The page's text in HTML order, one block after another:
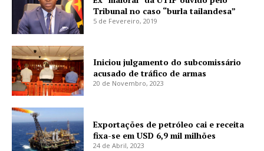
Tribunal no caso “burla tailandesa”
5 de Fevereiro, 2019
Iniciou julgamento do subcomissário
acusado de tráfico de armas
20 de Novembro, 2023
Exportações de petróleo cai e receita
fixa-se em USD 6,9 mil milhões
24 de Abril, 2023